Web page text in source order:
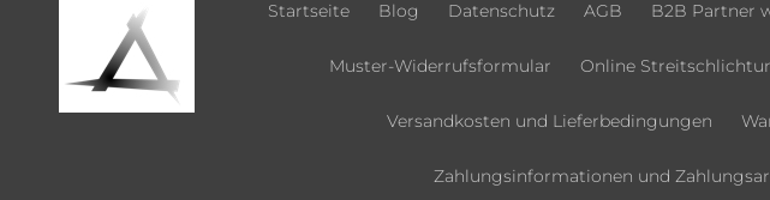
Startseite Blog Datenschutz AGB B2B Partner
Muster-Widerrufsformular Online
Versandkosten und Lieferbedingungen
Zahlungsinformationen und